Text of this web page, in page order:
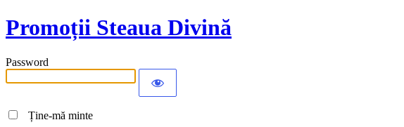
Promoții Steaua Divină
Password
Ține-mă minte